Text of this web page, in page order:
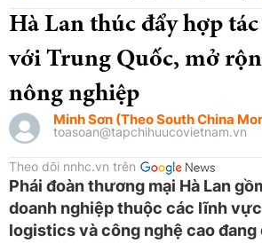
Hà Lan thúc đẩy hợp
với Trung Quốc, mở
nông nghiệp
Minh Sơn (Theo South China
toasoan@tapchihuucovietnam.vn
Theo dõi nnhc.vn trên
Phái đoàn thương mại Hà Lan
doanh nghiệp thuộc các lĩnh
logistics và công nghệ cao